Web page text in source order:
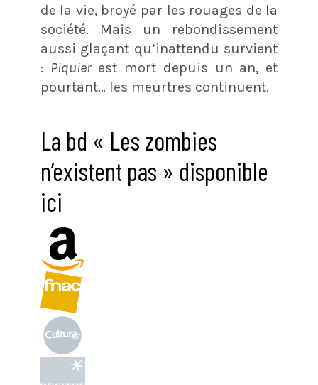
de la vie, broyé par les rouages de la
société. Mais un rebondissement
aussi glaçant qu’inattendu survient
: Piquierest mort depuis un an, et
pourtant… les meurtres continuent.
La bd « Les zombies
n’existent pas » disponible
ici